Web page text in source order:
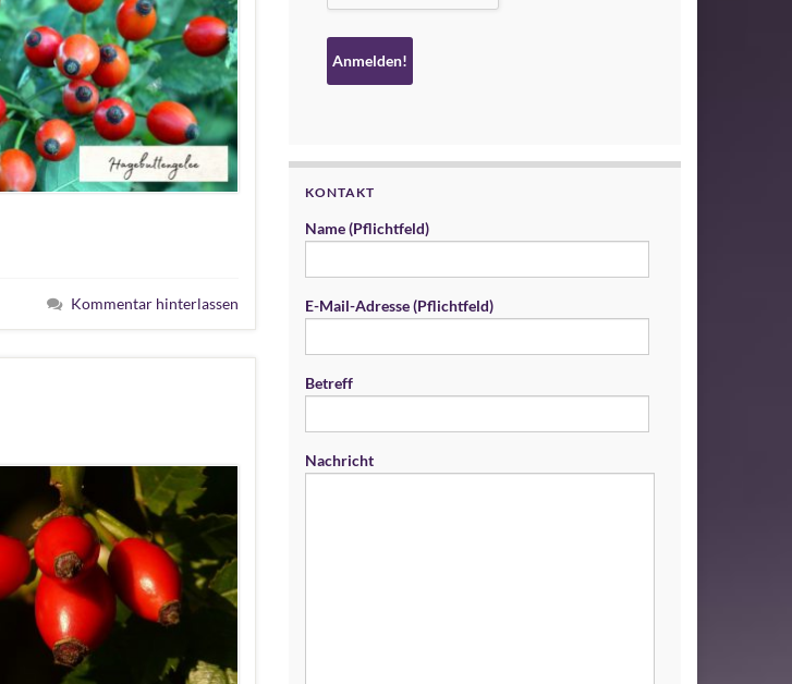
Kommentar hinterlassen
KONTAKT
Name (Pflichtfeld)
E-Mail-Adresse (Pflichtfeld)
Betreff
Nachricht